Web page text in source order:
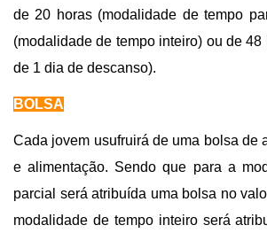
de 20 horas (modalidade de tempo
(modalidade de tempo inteiro) ou de
de 1 dia de descanso).
BOLSA
Cada jovem usufruirá de uma bolsa de
e alimentação. Sendo que para a
parcial será atribuída uma bolsa no
modalidade de tempo inteiro será